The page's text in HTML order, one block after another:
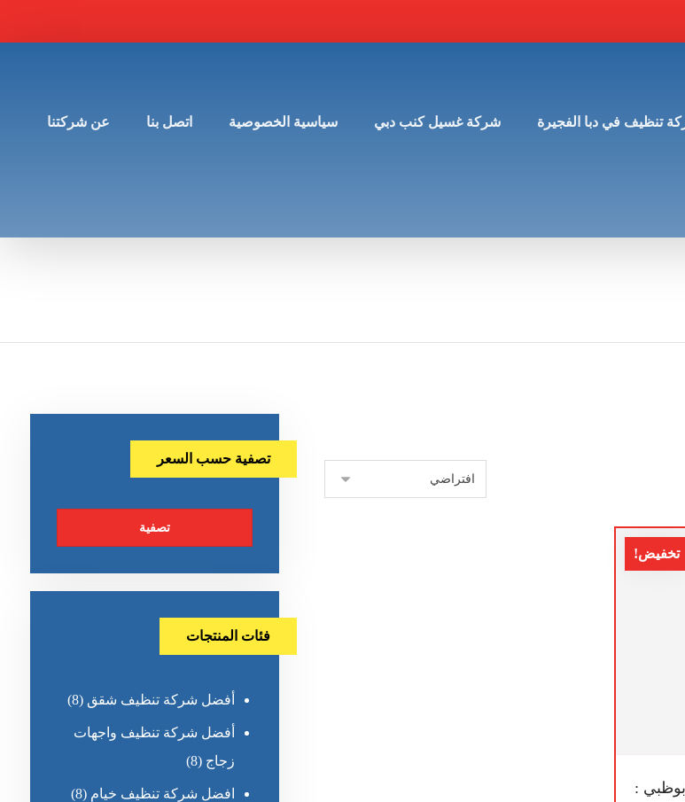
تنظيف في دبا الفجيرة شركة غسيل كنب دبي سياسية الخصوصية اتصل بنا عن شركتنا
تخفيض!
:
تصفية حسب السعر
تصفية
فئات المنتجات
أفضل شركة تنظيف شقق (8)
أفضل شركة تنظيف واجهات
زجاج (8)
افضل شركة تنظيف خيام (8)